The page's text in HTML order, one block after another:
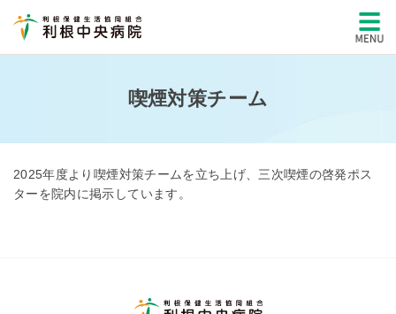
喫煙対策チーム
2025年度より喫煙対策チームを立ち上げ、三次喫煙の啓発ポス
ターを院内に掲示しています。